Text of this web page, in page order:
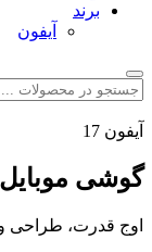
برند
آیفون
آیفون 17
گوشی موبایل آیفون
اوج قدرت، طراحی